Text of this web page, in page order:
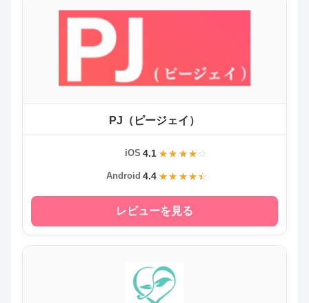
PJ（ピージェイ）
iOS 4.1
Android 4.4
レビューを見る